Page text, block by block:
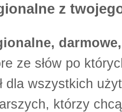
z
ze słów po
dla wszystkich
którzy